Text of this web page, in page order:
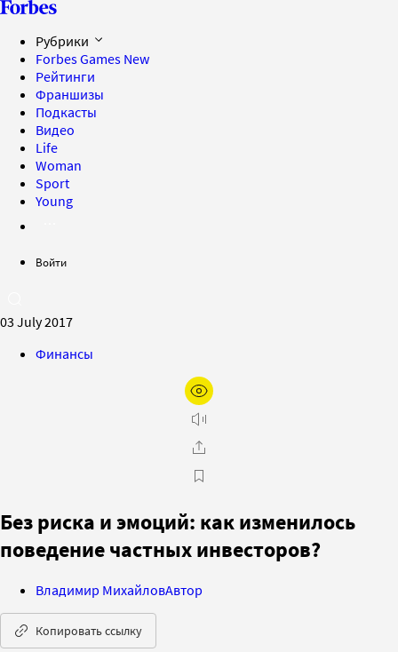
Рубрики
Forbes Games New
Рейтинги
Франшизы
Подкасты
Видео
Life
Woman
Sport
Young
Войти
03 July 2017
Финансы
Без риска и эмоций: как изменилось
поведение частных инвесторов?
Владимир МихайловАвтор
Копировать ссылку